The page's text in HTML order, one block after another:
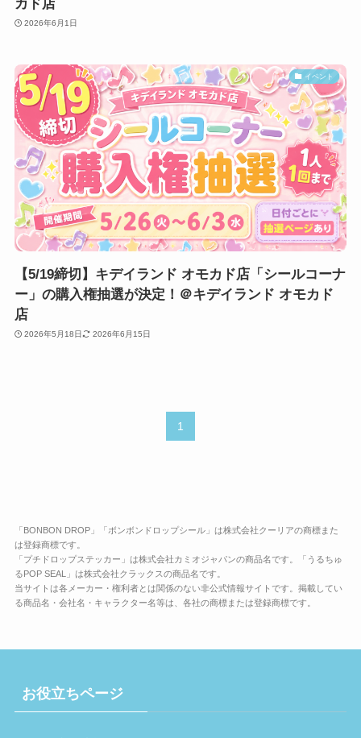
カド店
2026年6月1日
イベント
【5/19締切】キデイランド オモカド店「シールコーナ
ー」の購入権抽選が決定！＠キデイランド オモカド
店
2026年5月18日 2026年6月15日
1
「BONBON DROP」「ボンボンドロップシール」は株式会社クーリアの商標また
は登録商標です。
「プチドロップステッカー」は株式会社カミオジャパンの商品名です。「うるちゅ
るPOP SEAL」は株式会社クラックスの商品名です。
当サイトは各メーカー・権利者とは関係のない非公式情報サイトです。掲載してい
る商品名・会社名・キャラクター名等は、各社の商標または登録商標です。
お役立ちページ